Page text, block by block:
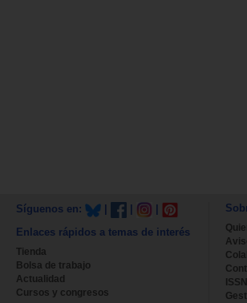
Síguenos en:
Enlaces rápidos a temas de interés
Tienda
Bolsa de trabajo
Actualidad
Cursos y congresos